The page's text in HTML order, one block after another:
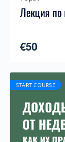
Лекция по
€50
START COURSE